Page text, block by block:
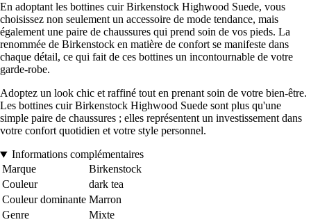
En adoptant les bottines cuir Birkenstock Highwood Suede, vous
choisissez non seulement un accessoire de mode tendance, mais
également une paire de chaussures qui prend soin de vos pieds. La
renommée de Birkenstock en matière de confort se manifeste dans
chaque détail, ce qui fait de ces bottines un incontournable de votre
garde-robe.
Adoptez un look chic et raffiné tout en prenant soin de votre bien-être.
Les bottines cuir Birkenstock Highwood Suede sont plus qu'une
simple paire de chaussures ; elles représentent un investissement dans
votre confort quotidien et votre style personnel.
Informations complémentaires
Marque
Birkenstock
Couleur
dark tea
Couleur dominante Marron
Genre
Mixte